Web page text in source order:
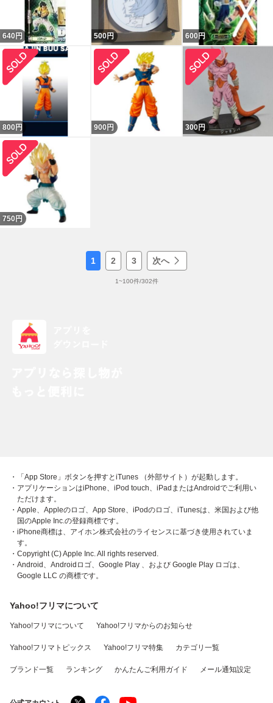
640 円 500円 600 円
800 円 900 円 300円
750 円
1 2 3 次へ
1~100件/302件
・「App Store」ボタンを押すとiTunes （外部サイト）が起動します。
・アプリケーションはiPhone、iPod touch、iPadまたはAndroidでご利用い
ただけます。
・Apple、Appleのロゴ、App Store、iPodのロゴ、iTunesは、米国および他
国のApple Inc.の登録商標です。
・iPhone商標は、アイホン株式会社のライセンスに基づき使用されていま
す。
・Copyright (C) Apple Inc. All rights reserved.
・Android、Androidロゴ、Google Play 、および Google Play ロゴは、
Google LLC の商標です。
Yahoo!フリマについて
Yahoo!フリマについて Yahoo!フリマからのお知らせ
Yahoo!フリマトピックス Yahoo!フリマ特集 カテゴリ一覧
ブランド一覧 ランキング かんたんご利用ガイド メール通知設定